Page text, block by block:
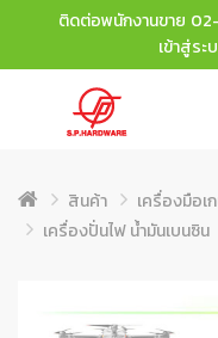
ติดต่อพนักงานขาย
เข้าสู่ระ
สินค้า เครื่องมือเ
เครื่องปั่นไฟ น้ำมันเบนซิน